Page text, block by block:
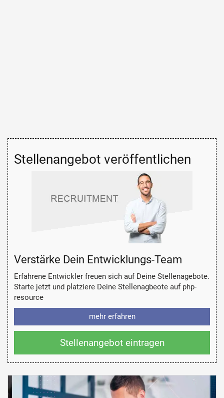
Stellenangebot veröffentlichen
Verstärke Dein Entwicklungs-Team
Erfahrene Entwickler freuen sich auf Deine Stellenagebote.
Starte jetzt und platziere Deine Stellenagbeote auf php-
resource
mehr erfahren
Stellenangebot eintragen